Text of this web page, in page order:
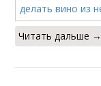
Читать дальше →